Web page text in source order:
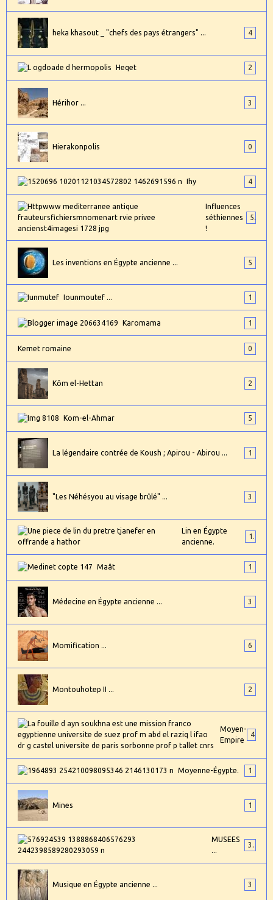
heka khasout _ "chefs des pays étrangers" ... 4
Heqet 2
Hérihor ... 3
Hierakonpolis 0
Ihy 4
Influences
séthiennes
!
5
Les inventions en Égypte ancienne ... 5
Iounmoutef ... 1
Karomama 1
Kemet romaine 0
Kôm el-Hettan 2
Kom-el-Ahmar 5
La légendaire contrée de Koush ; Apirou - Abirou ... 1
"Les Néhésyou au visage brûlé" ... 3
Lin en Égypte
ancienne.
1
Maât 1
Médecine en Égypte ancienne ... 3
Momification ... 6
Montouhotep II ... 2
Moyen-
Empire
Moyenne-Égypte. 1
Mines 1
MUSEES
...
3
Musique en Égypte ancienne ... 3